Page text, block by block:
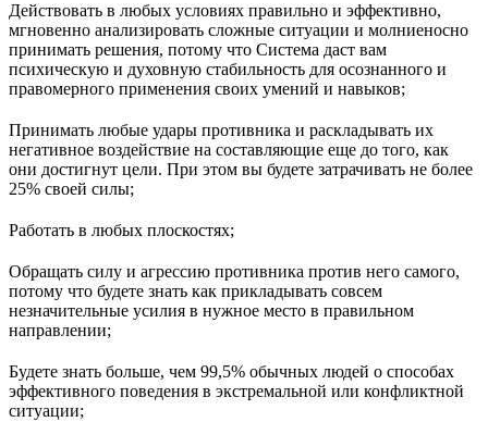
Действовать в любых условиях правильно и эффективно,
мгновенно анализировать сложные ситуации и молниеносно
принимать решения, потому что Система даст вам
психическую и духовную стабильность для осознанного и
правомерного применения своих умений и навыков;
Принимать любые удары противника и раскладывать их
негативное воздействие на составляющие еще до того, как
они достигнут цели. При этом вы будете затрачивать не более
25% своей силы;
Работать в любых плоскостях;
Обращать силу и агрессию противника против него самого,
потому что будете знать как прикладывать совсем
незначительные усилия в нужное место в правильном
направлении;
Будете знать больше, чем 99,5% обычных людей о способах
эффективного поведения в экстремальной или конфликтной
ситуации;